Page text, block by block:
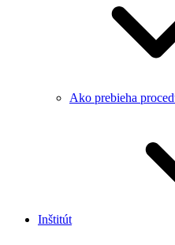
Ako prebieha
Inštitút